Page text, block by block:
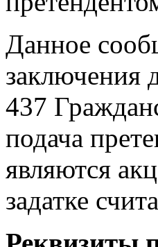
Данное
заключения
437
подача
являются
задатке